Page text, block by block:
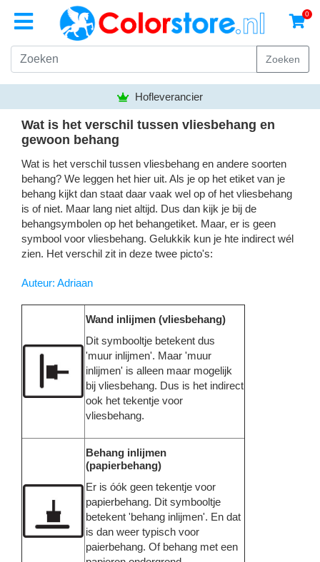
0
Zoeken
Hofleverancier
Wat is het verschil tussen vliesbehang en
gewoon behang
Wat is het verschil tussen vliesbehang en andere soorten
behang? We leggen het hier uit. Als je op het etiket van je
behang kijkt dan staat daar vaak wel op of het vliesbehang
is of niet. Maar lang niet altijd. Dus dan kijk je bij de
behangsymbolen op het behangetiket. Maar, er is geen
symbool voor vliesbehang. Gelukkik kun je hte indirect wél
zien. Het verschil zit in deze twee picto's:
Auteur: Adriaan
Wand inlijmen (vliesbehang)
Dit symbooltje betekent dus
'muur inlijmen'. Maar 'muur
inlijmen' is alleen maar mogelijk
bij vliesbehang. Dus is het indirect
ook het tekentje voor
vliesbehang.
Behang inlijmen
(papierbehang)
Er is óók geen tekentje voor
papierbehang. Dit symbooltje
betekent 'behang inlijmen'. En dat
is dan weer typisch voor
paierbehang. Of behang met een